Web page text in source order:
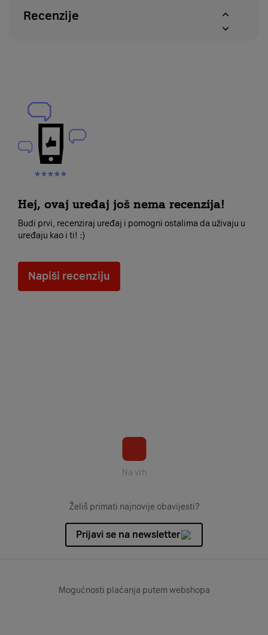
Recenzije
Hej, ovaj uređaj još nema recenzija!
Budi prvi, recenziraj uređaj i pomogni ostalima da uživaju u
uređaju kao i ti! :)
Napiši recenziju
Na vrh
Želiš primati najnovije obavijesti?
Prijavi se na newsletter
Mogućnosti plaćanja putem webshopa